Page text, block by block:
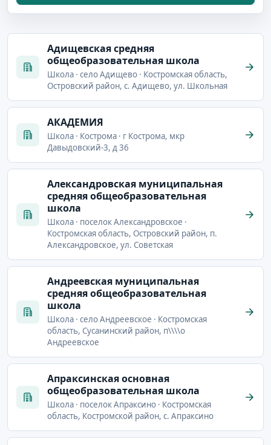
Адищевская средняя
общеобразовательная школа
Школа · село Адищево · Костромская область,
Островский район, с. Адищево, ул. Школьная
АКАДЕМИЯ
Школа · Кострома · г Кострома, мкр
Давыдовский-3, д 36
Александровская муниципальная
средняя общеобразовательная
школа
Школа · поселок Александровское ·
Костромская область, Островский район, п.
Александровское, ул. Советская
Андреевская муниципальная
средняя общеобразовательная
школа
Школа · село Андреевское · Костромская
область, Сусанинский район, п\\\\о
Андреевское
Апраксинская основная
общеобразовательная школа
Школа · поселок Апраксино · Костромская
область, Костромской район, с. Апраксино